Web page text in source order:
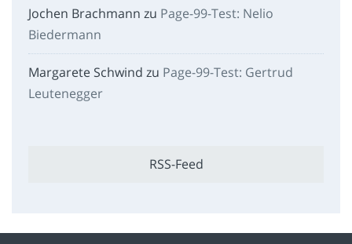
Jochen Brachmann zu Page-99-Test: Nelio
Biedermann
Margarete Schwind zu Page-99-Test: Gertrud
Leutenegger
RSS-Feed